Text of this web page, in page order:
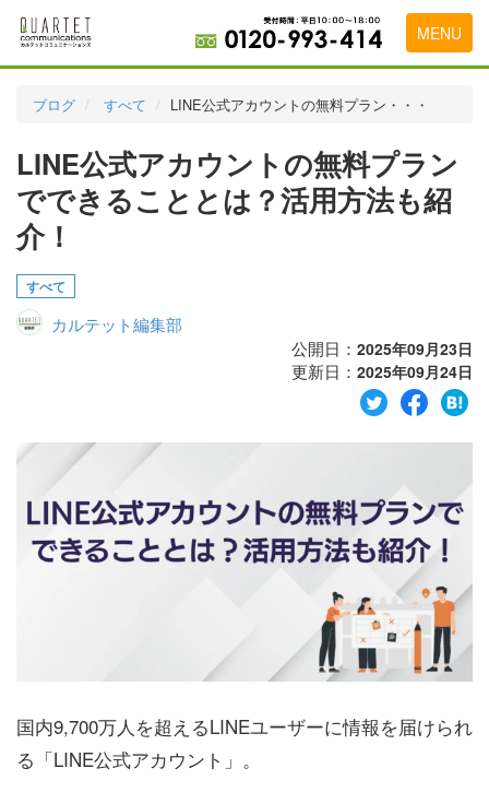
MENU
実績・お客様の声
初めて導入をお考えの方
広告代理店・HP制作会社様へ
お問い合わせ
ブログ すべて LINE公式アカウントの無料プラン・・・
LINE公式アカウントの無料プラン
でできることとは？活用方法も紹
介！
すべて
カルテット編集部
公開日： 2025年09月23日
更新日： 2025年09月24日
国内9,700万人を超えるLINEユーザーに情報を届けられ
る「LINE公式アカウント」。